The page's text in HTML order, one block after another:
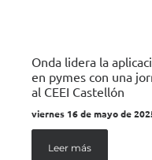
Onda lidera la
en pymes con una
al CEEI Castellón
viernes 16 de mayo de
Leer más